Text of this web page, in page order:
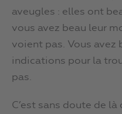
aveugles : elles ont
vous avez beau leur
voient pas. Vous avez
indications pour la
pas.
C’est sans doute de